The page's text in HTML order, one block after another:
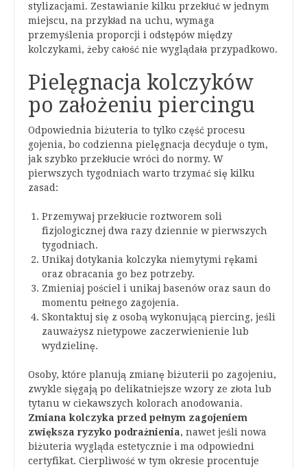
stylizacjami. Zestawianie kilku przekłuć w jednym
miejscu, na przykład na uchu, wymaga
przemyślenia proporcji i odstępów między
kolczykami, żeby całość nie wyglądała przypadkowo.
Pielęgnacja kolczyków
po założeniu piercingu
Odpowiednia biżuteria to tylko część procesu
gojenia, bo codzienna pielęgnacja decyduje o tym,
jak szybko przekłucie wróci do normy. W
pierwszych tygodniach warto trzymać się kilku
zasad:
Przemywaj przekłucie roztworem soli
fizjologicznej dwa razy dziennie w pierwszych
tygodniach.
Unikaj dotykania kolczyka niemytymi rękami
oraz obracania go bez potrzeby.
Zmieniaj pościel i unikaj basenów oraz saun do
momentu pełnego zagojenia.
Skontaktuj się z osobą wykonującą piercing, jeśli
zauważysz nietypowe zaczerwienienie lub
wydzielinę.
Osoby, które planują zmianę biżuterii po zagojeniu,
zwykle sięgają po delikatniejsze wzory ze złota lub
tytanu w ciekawszych kolorach anodowania.
Zmiana kolczyka przed pełnym zagojeniem
zwiększa ryzyko podrażnienia, nawet jeśli nowa
biżuteria wygląda estetycznie i ma odpowiedni
certyfikat. Cierpliwość w tym okresie procentuje